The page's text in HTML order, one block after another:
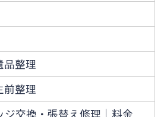
整理
整理
ジ交換・張替え修理｜料金